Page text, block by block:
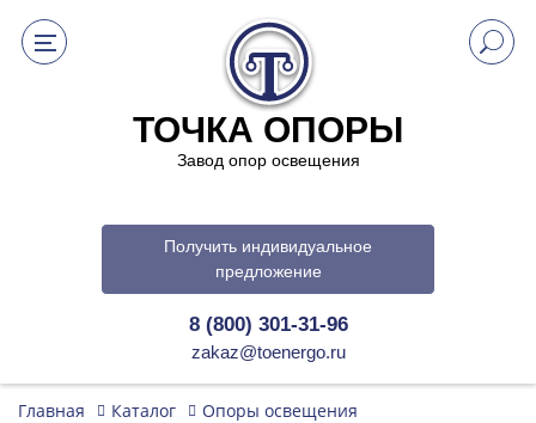
ТОЧКА ОПОРЫ
Завод опор освещения
Получить индивидуальное
предложение
8 (800) 301-31-96
zakaz@toenergo.ru
Главная Каталог
Опоры освещения